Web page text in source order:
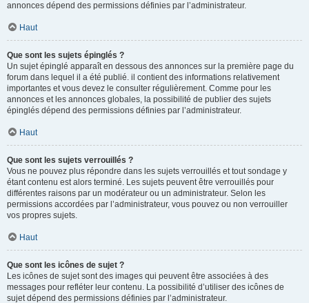
annonces dépend des permissions définies par l’administrateur.
Haut
Que sont les sujets épinglés ?
Un sujet épinglé apparaît en dessous des annonces sur la première page du
forum dans lequel il a été publié. il contient des informations relativement
importantes et vous devez le consulter régulièrement. Comme pour les
annonces et les annonces globales, la possibilité de publier des sujets
épinglés dépend des permissions définies par l’administrateur.
Haut
Que sont les sujets verrouillés ?
Vous ne pouvez plus répondre dans les sujets verrouillés et tout sondage y
étant contenu est alors terminé. Les sujets peuvent être verrouillés pour
différentes raisons par un modérateur ou un administrateur. Selon les
permissions accordées par l’administrateur, vous pouvez ou non verrouiller
vos propres sujets.
Haut
Que sont les icônes de sujet ?
Les icônes de sujet sont des images qui peuvent être associées à des
messages pour refléter leur contenu. La possibilité d’utiliser des icônes de
sujet dépend des permissions définies par l’administrateur.